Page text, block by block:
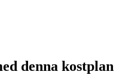
denna kostplan